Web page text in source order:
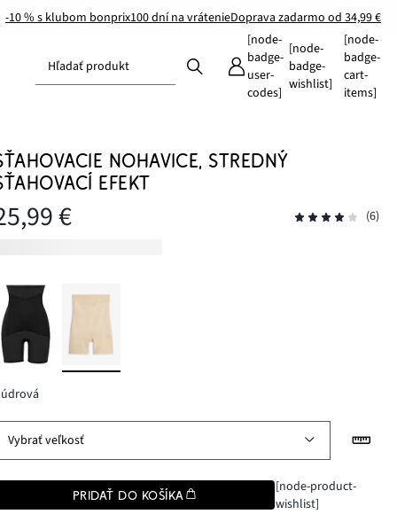
-10 % s klubom bonprix100 dní na vrátenieDoprava zadarmo od 34,99 €
Hľadať produkt
[node-
badge-
user-
codes]
[node-
badge-
wishlist]
[node-
badge-
cart-
items]
NOHAVICE, STREDNÝ
EFEKT
€ (6)
Vybrať veľkosť
PRIDAŤ DO KOŠÍKA
[node-product-
wishlist]